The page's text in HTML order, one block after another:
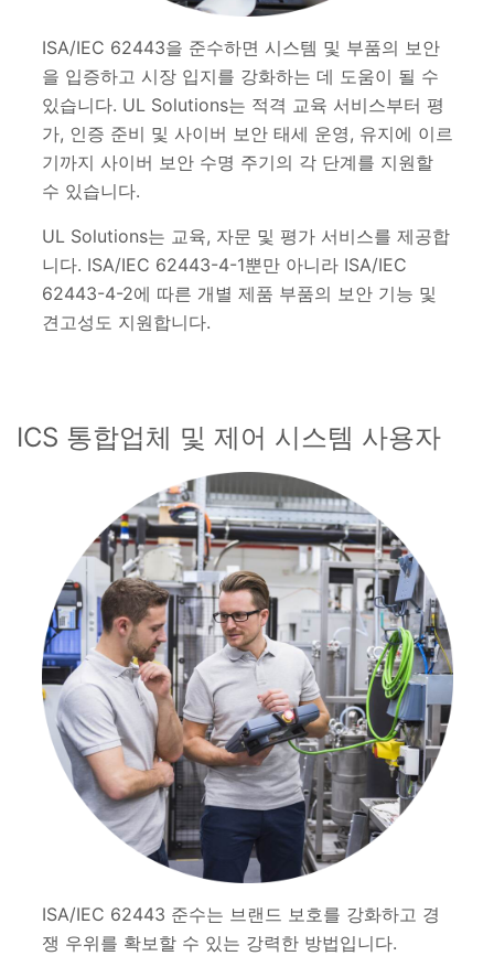
ISA/IEC 62443을 준수하면 시스템 및 부품의 보안
을 입증하고 시장 입지를 강화하는 데 도움이 될 수
있습니다. UL Solutions는 적격 교육 서비스부터 평
가, 인증 준비 및 사이버 보안 태세 운영, 유지에 이르
기까지 사이버 보안 수명 주기의 각 단계를 지원할
수 있습니다.
UL Solutions는 교육, 자문 및 평가 서비스를 제공합
니다. ISA/IEC 62443-4-1뿐만 아니라 ISA/IEC
62443-4-2에 따른 개별 제품 부품의 보안 기능 및
견고성도 지원합니다.
ICS 통합업체 및 제어 시스템 사용자
ISA/IEC 62443 준수는 브랜드 보호를 강화하고 경
쟁 우위를 확보할 수 있는 강력한 방법입니다.